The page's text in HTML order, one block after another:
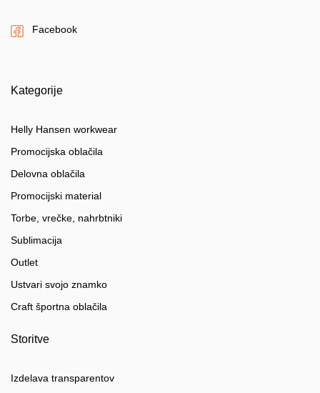
Facebook
Kategorije
Helly Hansen workwear
Promocijska oblačila
Delovna oblačila
Promocijski material
Torbe, vrečke, nahrbtniki
Sublimacija
Outlet
Ustvari svojo znamko
Craft športna oblačila
Storitve
Izdelava transparentov